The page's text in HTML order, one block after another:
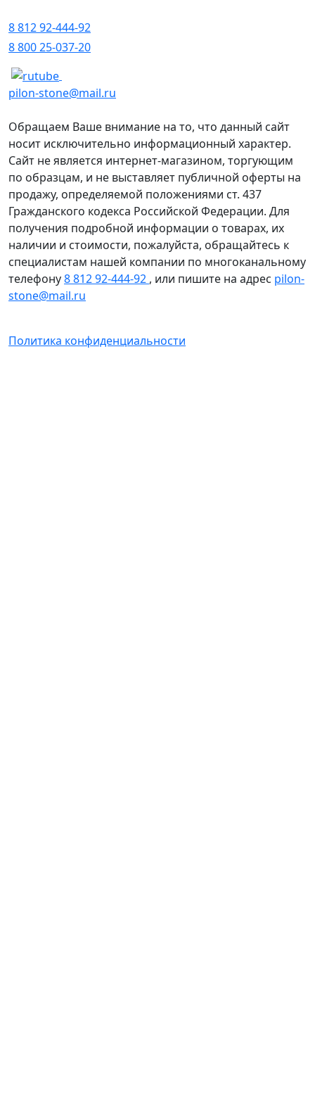
8 812 92-444-92
8 800 25-037-20
pilon-stone@mail.ru
Обращаем Ваше внимание на то, что данный сайт
носит исключительно информационный характер.
Сайт не является интернет-магазином, торгующим
по образцам, и не выставляет публичной оферты на
продажу, определяемой положениями ст. 437
Гражданского кодекса Российской Федерации. Для
получения подробной информации о товарах, их
наличии и стоимости, пожалуйста, обращайтесь к
специалистам нашей компании по многоканальному
телефону8 812 92-444-92 , или пишите на адрес pilon-
stone@mail.ru
Политика конфиденциальности